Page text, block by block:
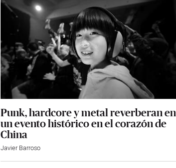
Punk, hardcore y metal reverberan en
un evento histórico en el corazón de
China
Javier Barroso